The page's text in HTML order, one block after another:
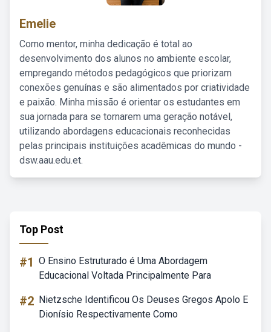
Emelie
Como mentor, minha dedicação é total ao
desenvolvimento dos alunos no ambiente escolar,
empregando métodos pedagógicos que priorizam
conexões genuínas e são alimentados por criatividade
e paixão. Minha missão é orientar os estudantes em
sua jornada para se tornarem uma geração notável,
utilizando abordagens educacionais reconhecidas
pelas principais instituições acadêmicas do mundo -
dsw.aau.edu.et.
Top Post
#1 O Ensino Estruturado é Uma Abordagem
Educacional Voltada Principalmente Para
#2 Nietzsche Identificou Os Deuses Gregos Apolo E
Dionísio Respectivamente Como